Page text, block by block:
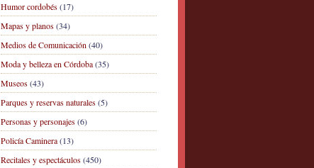
Humor cordobés(17)
Mapas y planos(34)
Medios de Comunicación (40)
Moda y belleza en Córdoba(35)
Museos(43)
Parques y reservas naturales(5)
Personas y personajes(6)
Policía Caminera(13)
Recitales y espectáculos(450)